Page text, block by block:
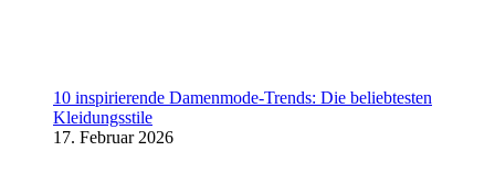
10 inspirierende Damenmode-Trends: Die beliebtesten
Kleidungsstile
17. Februar 2026